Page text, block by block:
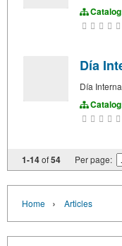
Día
Día
1-14of54 Per page:
Home › Articles